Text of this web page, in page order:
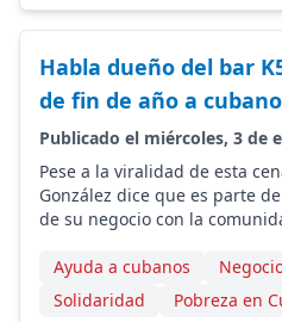
Habla dueño del bar
de fin de año a
Publicado el miércoles, 3 de
Pese a la viralidad de esta
González dice que es parte
de su negocio con la
Ayuda a cubanos
Solidaridad
Pobreza en